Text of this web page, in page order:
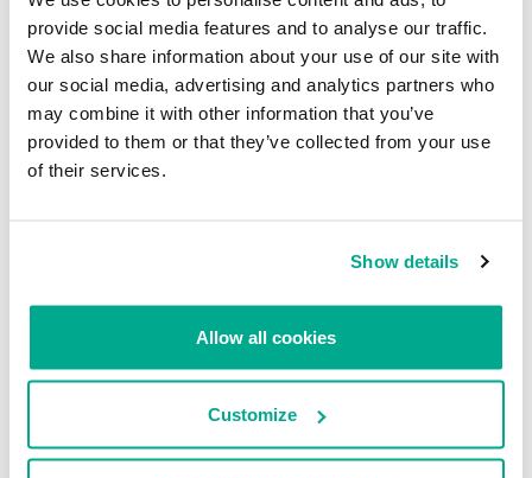
provide social media features and to analyse our traffic.
We also share information about your use of our site with
our social media, advertising and analytics partners who
may combine it with other information that you’ve
provided to them or that they’ve collected from your use
of their services.
Show details
Allow all cookies
Customize
infecciones de Cerber evadían los sistemas de seguridad
escondiéndose dentro de instaladores NSIS
antes de ejecutarse.
Los investigadores de Deep Instinct comentaron a Threatpost que
las versiones 4 y 5.1 de Cerber y varias versiones de Locky estaban
usando esta técnica, al igual que diferentes versiones de
Cryptolocker y Cryptowall.
Cerber, al igual que otros programas ransomware, exige rescates
de este programa malicioso se vendían como un servicio, pero
otras se cifraban para obligar al equipo de la víctima ahablarle al
Fuente:Threatpost